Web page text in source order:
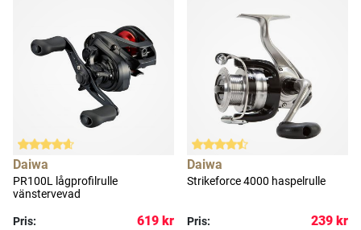
Daiwa
PR100L lågprofilrulle
vänstervevad
Pris: 619 kr
Daiwa
Strikeforce 4000 haspelrulle
Pris: 239 kr